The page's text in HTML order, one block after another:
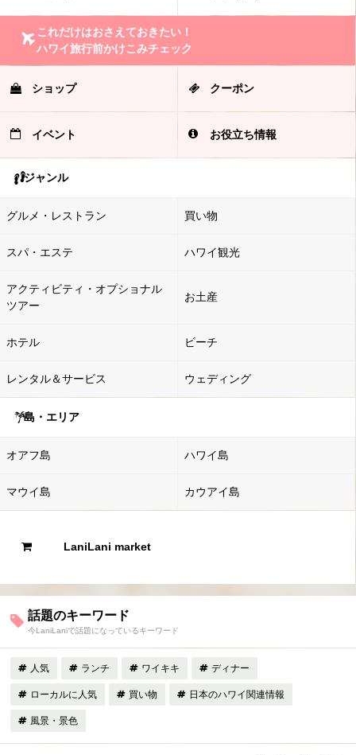
これだけはおさえておきたい！
ハワイ旅行前かけこみチェック
ショップ クーポン
イベント お役立ち情報
ジャンル
グルメ・レストラン 買い物
スパ・エステ ハワイ観光
アクティビティ・オプショナル
ツアー
お土産
ホテル ビーチ
レンタル＆サービス ウェディング
島・エリア
オアフ島 ハワイ島
マウイ島 カウアイ島
LaniLani market
話題のキーワード
今LaniLaniで話題になっているキーワード
人気 ランチ ワイキキ ディナー
ローカルに人気 買い物 日本のハワイ関連情報
風景・景色